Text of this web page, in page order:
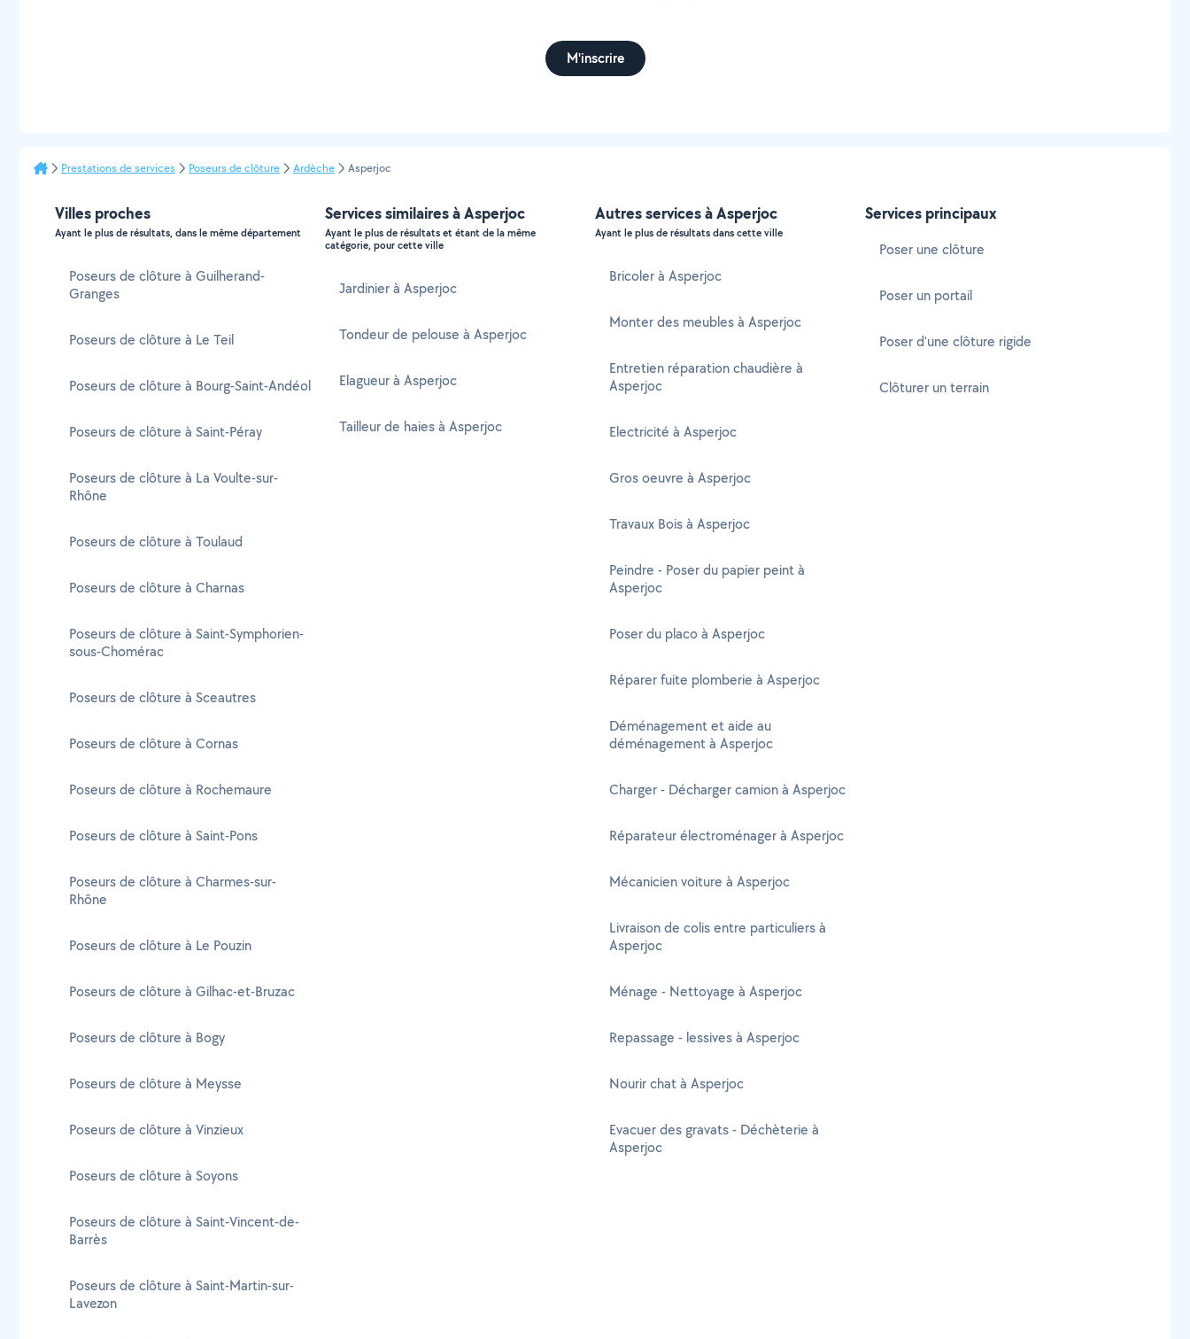
M'inscrire
Prestations de services Poseurs de clôture Ardèche Asperjoc
Villes proches
Ayant le plus de résultats, dans le même département
Poseurs de clôture à Guilherand-
Granges
Poseurs de clôture à Le Teil
Poseurs de clôture à Bourg-Saint-Andéol
Poseurs de clôture à Saint-Péray
Poseurs de clôture à La Voulte-sur-
Rhône
Poseurs de clôture à Toulaud
Poseurs de clôture à Charnas
Poseurs de clôture à Saint-Symphorien-
sous-Chomérac
Poseurs de clôture à Sceautres
Poseurs de clôture à Cornas
Poseurs de clôture à Rochemaure
Poseurs de clôture à Saint-Pons
Poseurs de clôture à Charmes-sur-
Rhône
Poseurs de clôture à Le Pouzin
Poseurs de clôture à Gilhac-et-Bruzac
Poseurs de clôture à Bogy
Poseurs de clôture à Meysse
Poseurs de clôture à Vinzieux
Poseurs de clôture à Soyons
Poseurs de clôture à Saint-Vincent-de-
Barrès
Poseurs de clôture à Saint-Martin-sur-
Lavezon
Services similaires à Asperjoc
Ayant le plus de résultats et étant de la même
catégorie, pour cette ville
Jardinier à Asperjoc
Tondeur de pelouse à Asperjoc
Elagueur à Asperjoc
Tailleur de haies à Asperjoc
Autres services à Asperjoc
Ayant le plus de résultats dans cette ville
Bricoler à Asperjoc
Monter des meubles à Asperjoc
Entretien réparation chaudière à
Asperjoc
Electricité à Asperjoc
Gros oeuvre à Asperjoc
Travaux Bois à Asperjoc
Peindre - Poser du papier peint à
Asperjoc
Poser du placo à Asperjoc
Réparer fuite plomberie à Asperjoc
Déménagement et aide au
déménagement à Asperjoc
Charger - Décharger camion à Asperjoc
Réparateur électroménager à Asperjoc
Mécanicien voiture à Asperjoc
Livraison de colis entre particuliers à
Asperjoc
Ménage - Nettoyage à Asperjoc
Repassage - lessives à Asperjoc
Nourir chat à Asperjoc
Evacuer des gravats - Déchèterie à
Asperjoc
Services principaux
Poser une clôture
Poser un portail
Poser d'une clôture rigide
Clôturer un terrain